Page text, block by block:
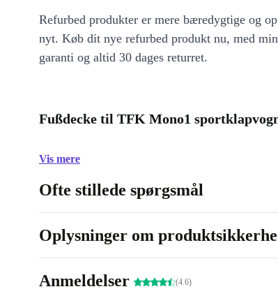
Refurbed produkter er mere bæredygtige og
nyt. Køb dit nye refurbed produkt nu, med
garanti og altid 30 dages returret.
Fußdecke til TFK Mono1
Vis mere
Ofte stillede spørgsmål
Oplysninger om
Anmeldelser (4.6)